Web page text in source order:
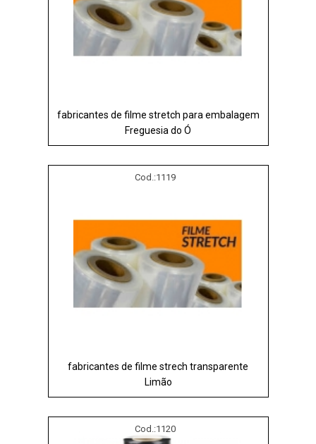
fabricantes de filme stretch para embalagem
Freguesia do Ó
Cod.:1119
fabricantes de filme strech transparente
Limão
Cod.:1120